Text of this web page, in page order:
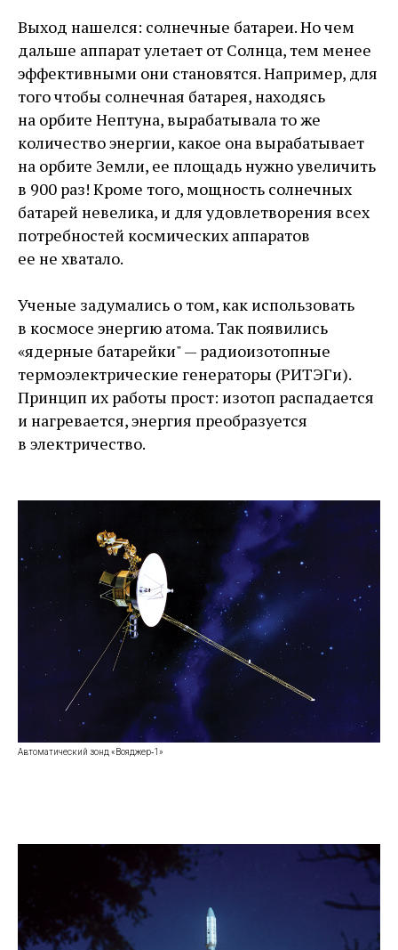
Выход нашелся: солнечные батареи. Но чем
дальше аппарат улетает от Солнца, тем менее
эффективными они становятся. Например, для
того чтобы солнечная батарея, находясь
на орбите Нептуна, вырабатывала то же
количество энергии, какое она вырабатывает
на орбите Земли, ее площадь нужно увеличить
в 900 раз! Кроме того, мощность солнечных
батарей невелика, и для удовлетворения всех
потребностей космических аппаратов
ее не хватало.
Ученые задумались о том, как использовать
в космосе энергию атома. Так появились
«ядерные батарейки" — ​радиоизотопные
термоэлектрические генераторы (РИТЭГи).
Принцип их работы прост: изотоп распадается
и нагревается, энергия преобразуется
в электричество.
Автоматический зонд «Вояджер‑1»